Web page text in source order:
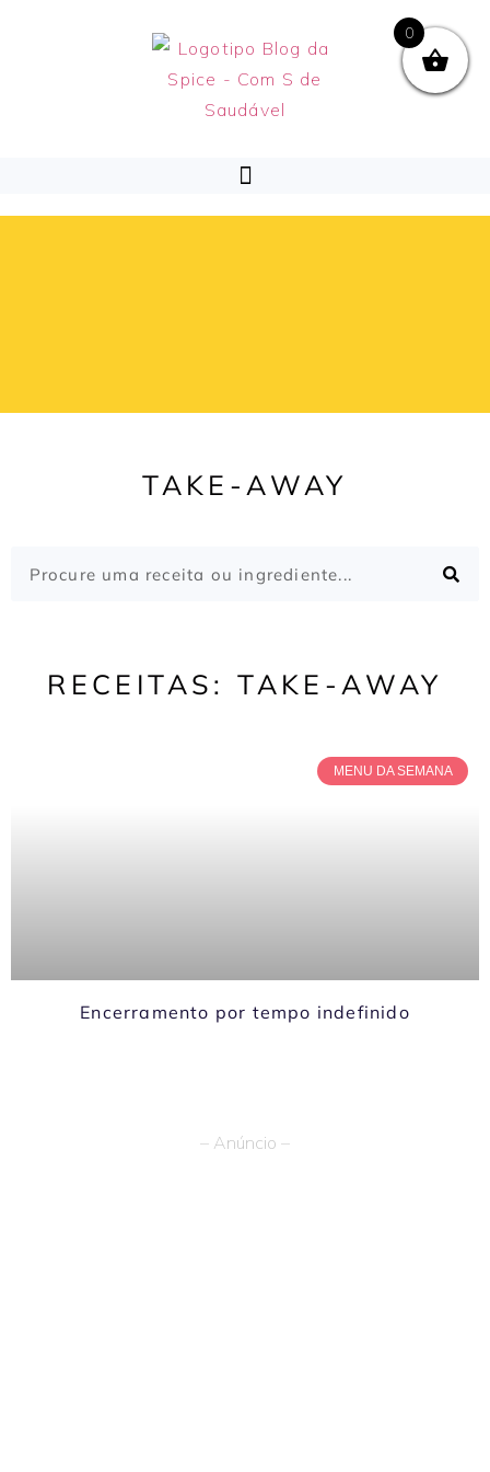
TAKE-AWAY
RECEITAS: TAKE-AWAY
MENU DA SEMANA
Encerramento por tempo indefinido
– Anúncio –
0